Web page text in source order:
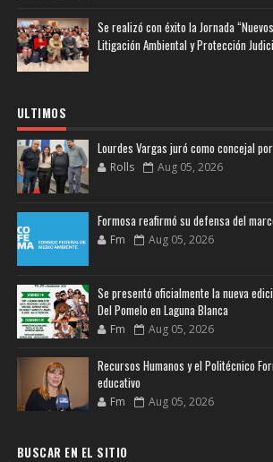
Se realizó con éxito la Jornada
Litigación Ambiental y Protección
ULTIMOS
Lourdes Vargas juró como concejal
Rolls Aug 05, 2026
Formosa reafirmó su defensa del
Fm Aug 05, 2026
Se presentó oficialmente la nueva
Del Pomelo en Laguna Blanca
Fm Aug 05, 2026
Recursos Humanos y el Politécnico
educativo
Fm Aug 05, 2026
BUSCAR EN EL SITIO